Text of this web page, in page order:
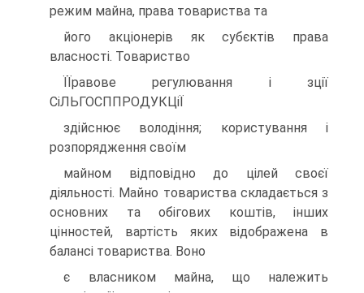
режим майна, права товариства та
його акцiонерiв як субєктiв права
власностi. Товариство
ЇЇравове регулювання i зцiї
СiЛЬГОСППРОДУКЦiЇ
здiйснює володiння; користування i
розпорядження своїм
майном вiдповiдно до цiлей своєї
дiяльностi. Майно товариства складається з
основних та обiгових коштiв, iнших
цiнностей, вартiсть яких вiдображена в
балансi товариства. Воно
є власником майна, що належить